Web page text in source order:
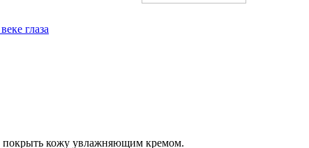
глаза
покрыть кожу увлажняющим кремом.